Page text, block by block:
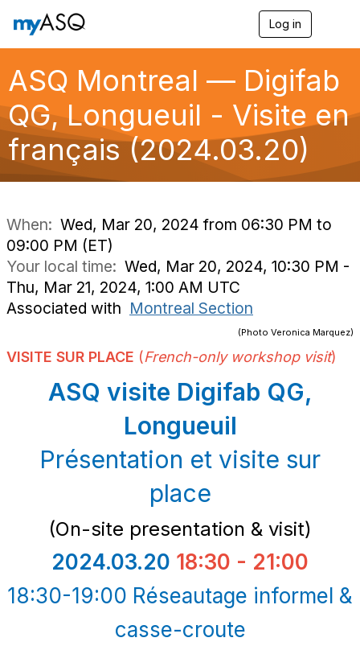
Log in
l
n
a
g
a
ASQ Montreal — Digifab
QG, Longueuil - Visite en
français (2024.03.20)
When: Wed, Mar 20, 2024 from 06:30 PM to
09:00 PM (ET)
Your local time: Wed, Mar 20, 2024, 10:30 PM -
Thu, Mar 21, 2024, 1:00 AM UTC
Associated with Montreal Section
(Photo Veronica Marquez)
VISITE SUR PLACE (French-only workshop visit)
ASQ visite Digifab QG,
Longueuil
Présentation et visite sur
place
(On-site presentation & visit)
2024.03.20 18:30 - 21:00
18:30-19:00 Réseautage informel &
casse-croute